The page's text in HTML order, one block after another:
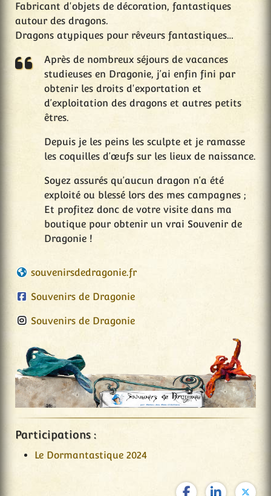
Fabricant d'objets de décoration, fantastiques
autour des dragons.
Dragons atypiques pour rêveurs fantastiques…
Après de nombreux séjours de vacances
studieuses en Dragonie, j’ai enfin fini par
obtenir les droits d'exportation et
d’exploitation des dragons et autres petits
êtres.
Depuis je les peins les sculpte et je ramasse
les coquilles d’œufs sur les lieux de naissance.
Soyez assurés qu’aucun dragon n’a été
exploité ou blessé lors des mes campagnes ;
Et profitez donc de votre visite dans ma
boutique pour obtenir un vrai Souvenir de
Dragonie !
souvenirsdedragonie.fr
Souvenirs de Dragonie
Souvenirs de Dragonie
Participations :
Le Dormantastique 2024